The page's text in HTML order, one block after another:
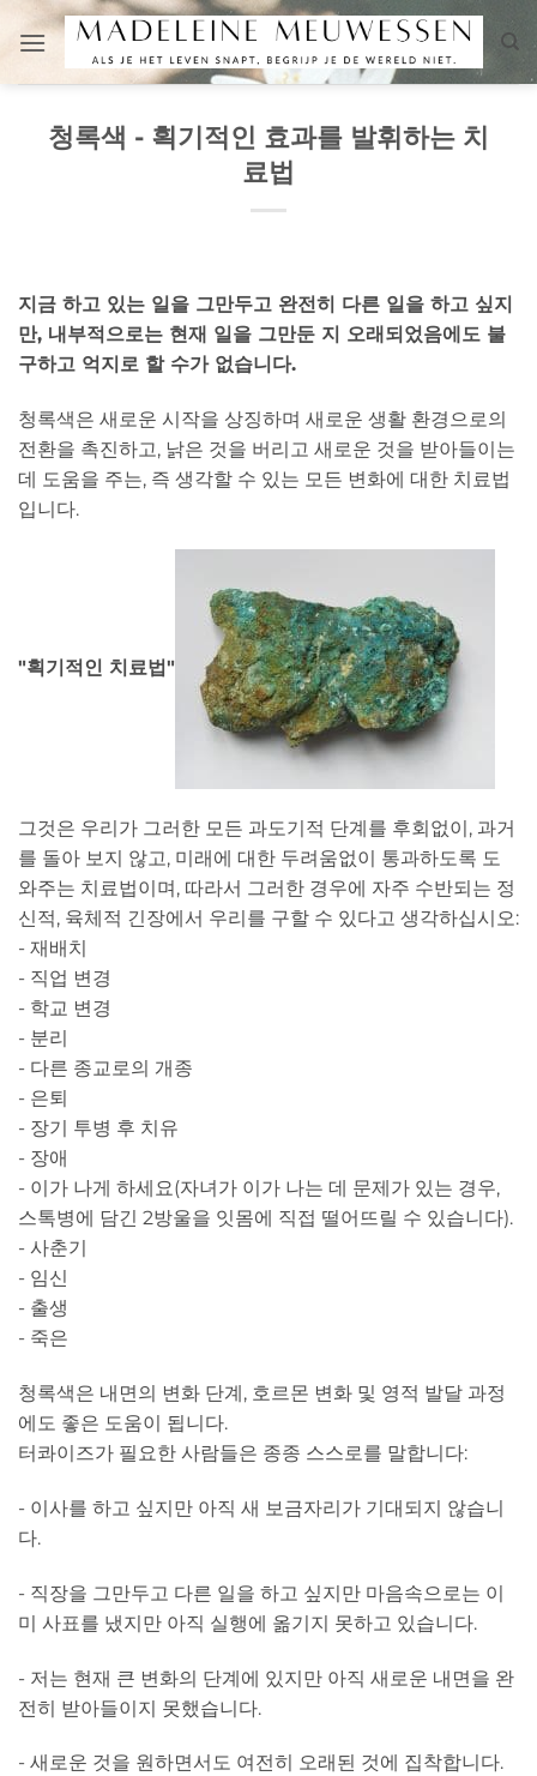
content
청록색 - 획기적인 효과를 발휘하는 치
료법
지금 하고 있는 일을 그만두고 완전히 다른 일을 하고 싶지
만, 내부적으로는 현재 일을 그만둔 지 오래되었음에도 불
구하고 억지로 할 수가 없습니다.
청록색은 새로운 시작을 상징하며 새로운 생활 환경으로의
전환을 촉진하고, 낡은 것을 버리고 새로운 것을 받아들이는
데 도움을 주는, 즉 생각할 수 있는 모든 변화에 대한 치료법
입니다.
"획기적인 치료법"
그것은 우리가 그러한 모든 과도기적 단계를 후회없이, 과거
를 돌아 보지 않고, 미래에 대한 두려움없이 통과하도록 도
와주는 치료법이며, 따라서 그러한 경우에 자주 수반되는 정
신적, 육체적 긴장에서 우리를 구할 수 있다고 생각하십시오:
- 재배치
- 직업 변경
- 학교 변경
- 분리
- 다른 종교로의 개종
- 은퇴
- 장기 투병 후 치유
- 장애
- 이가 나게 하세요(자녀가 이가 나는 데 문제가 있는 경우,
스톡병에 담긴 2방울을 잇몸에 직접 떨어뜨릴 수 있습니다).
- 사춘기
- 임신
- 출생
- 죽은
청록색은 내면의 변화 단계, 호르몬 변화 및 영적 발달 과정
에도 좋은 도움이 됩니다.
터콰이즈가 필요한 사람들은 종종 스스로를 말합니다:
- 이사를 하고 싶지만 아직 새 보금자리가 기대되지 않습니
다.
- 직장을 그만두고 다른 일을 하고 싶지만 마음속으로는 이
미 사표를 냈지만 아직 실행에 옮기지 못하고 있습니다.
- 저는 현재 큰 변화의 단계에 있지만 아직 새로운 내면을 완
전히 받아들이지 못했습니다.
- 새로운 것을 원하면서도 여전히 오래된 것에 집착합니다.